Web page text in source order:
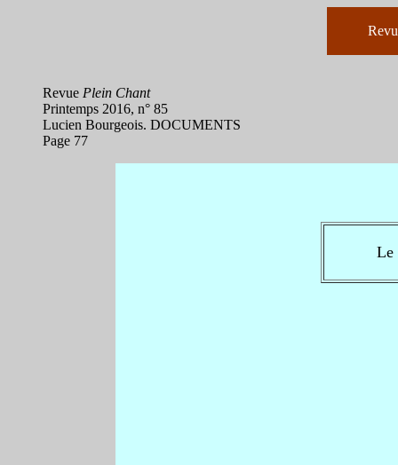
Revue Plein Chant
Printemps 2016, n° 85
Lucien Bourgeois. DOCUMENTS
Page 77
Le